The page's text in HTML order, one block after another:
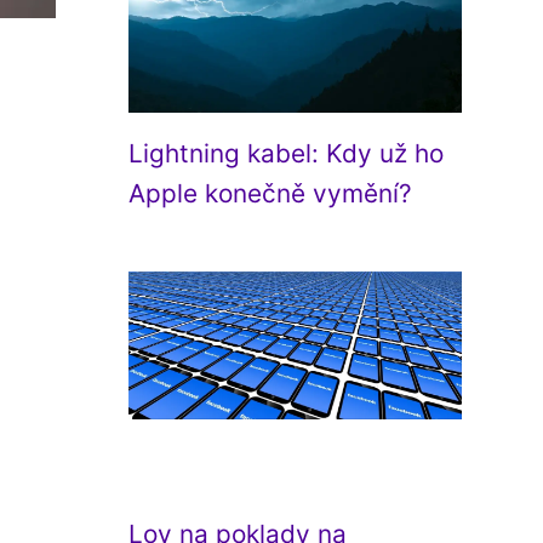
Lightning kabel: Kdy už ho
Apple konečně vymění?
Lov na poklady na